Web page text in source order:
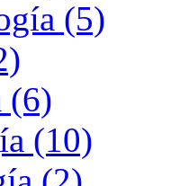
(5)
(6)
(10)